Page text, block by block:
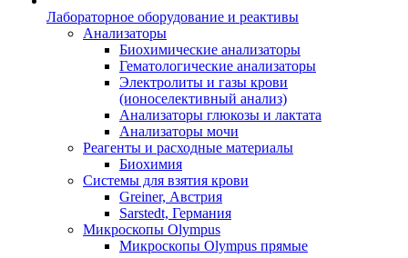
Лабораторное оборудование и реактивы
Анализаторы
Биохимические анализаторы
Гематологические анализаторы
Электролиты и газы крови
(ионоселективный анализ)
Анализаторы глюкозы и лактата
Анализаторы мочи
Реагенты и расходные материалы
Биохимия
Системы для взятия крови
Greiner, Австрия
Sarstedt, Германия
Микроскопы Olympus
Микроскопы Olympus прямые